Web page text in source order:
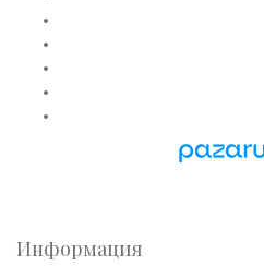
Информация